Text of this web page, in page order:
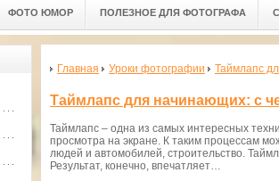
ФОТО ЮМОР ПОЛЕЗНОЕ ДЛЯ ФОТОГРАФА
Главная Уроки фотографии Таймлапс
Таймлапс для начинающих: с
Таймлапс – одна из самых интересных
просмотра на экране. К таким процессам
людей и автомобилей, строительство.
Результат, конечно, впечатляет…